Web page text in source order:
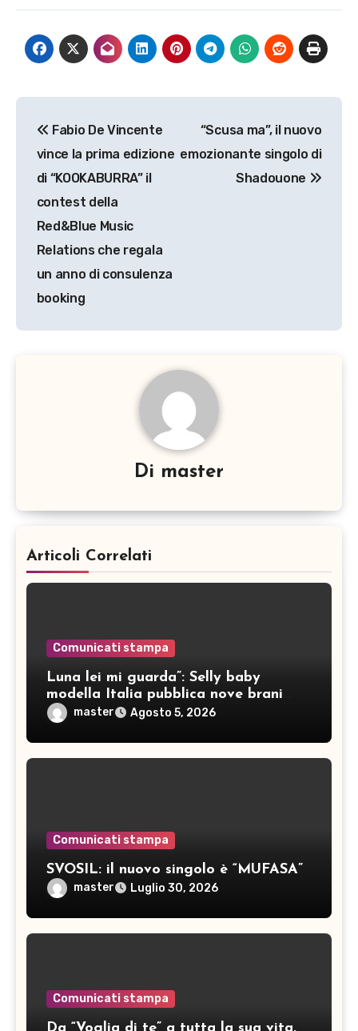
articoli
Fabio De Vincente
vince la prima edizione
di “KOOKABURRA” il
contest della
Red&Blue Music
Relations che regala
un anno di consulenza
booking
“Scusa ma”, il nuovo
emozionante singolo di
Shadouone
Di master
Articoli Correlati
Comunicati stampa
Luna lei mi guarda”: Selly baby
modella Italia pubblica nove brani
ineditimaster Agosto 5, 2026
Comunicati stampa
SVOSIL: il nuovo singolo è “MUFASA”
master Luglio 30, 2026
Comunicati stampa